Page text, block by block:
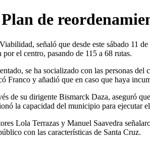
de
señaló que desde este sábado 11
el centro, pasando de 115 a 68 rutas.
se ha socializado con las personas
Franco y añadió que en caso que haya
de su dirigente Bismarck Daza, aseguró
la capacidad del municipio para ejecutar
Lola Terrazas y Manuel Saavedra
con las características de Santa Cruz.